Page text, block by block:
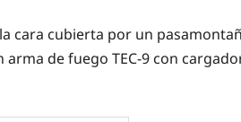
cara cubierta por un
de fuego TEC-9 con